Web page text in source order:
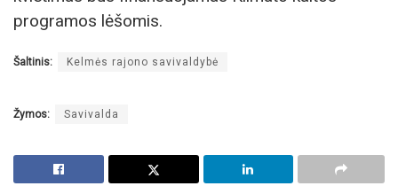
programos lėšomis.
Šaltinis: Kelmės rajono savivaldybė
Žymos: Savivalda